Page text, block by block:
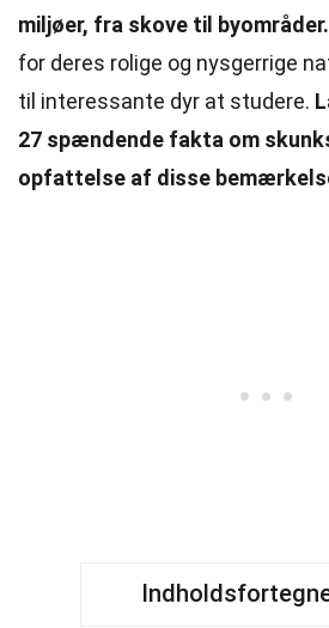
miljøer, fra skove til byområder.
for deres rolige og nysgerrige
til interessante dyr at studere.
27 spændende fakta om
opfattelse af disse